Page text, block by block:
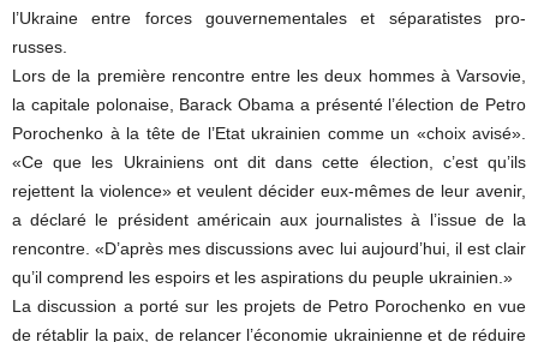
l’Ukraine entre forces gouvernementales et séparatistes pro-
russes.
Lors de la première rencontre entre les deux hommes à Varsovie,
la capitale polonaise, Barack Obama a présenté l’élection de Petro
Porochenko à la tête de l’Etat ukrainien comme un «choix avisé».
«Ce que les Ukrainiens ont dit dans cette élection, c’est qu’ils
rejettent la violence» et veulent décider eux-mêmes de leur avenir,
a déclaré le président américain aux journalistes à l’issue de la
rencontre. «D’après mes discussions avec lui aujourd’hui, il est clair
qu’il comprend les espoirs et les aspirations du peuple ukrainien.»
La discussion a porté sur les projets de Petro Porochenko en vue
de rétablir la paix, de relancer l’économie ukrainienne et de réduire